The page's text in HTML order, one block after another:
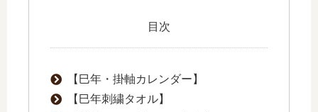
目次
【巳年・掛軸カレンダー】
【巳年刺繍タオル】